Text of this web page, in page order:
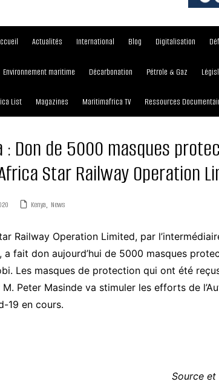
Actualités International Blog Digitalisation
Environnement maritime Décarbonation Pétrole & Gaz
List Magazines Maritimafrica TV Ressources
: Don de 5000 masques
Star Railway Operation
Kenya, News
Railway Operation Limited, par
a fait don aujourd’hui de 5000 masques
Les masques de protection qui ont été
M. Peter Masinde va stimuler les efforts de
19 en cours.
Source